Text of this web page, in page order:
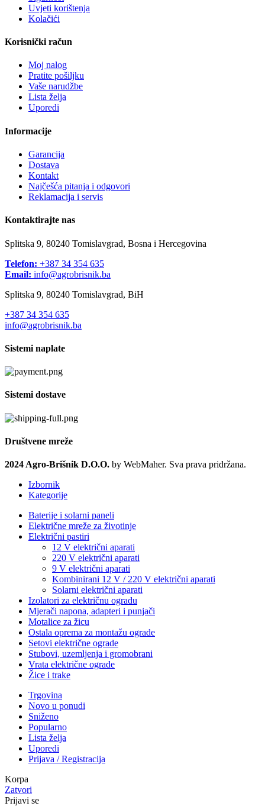
Uvjeti korištenja
Kolačići
Korisnički račun
Moj nalog
Pratite pošiljku
Vaše narudžbe
Lista želja
Uporedi
Informacije
Garancija
Dostava
Kontakt
Najčešća pitanja i odgovori
Reklamacija i servis
Kontaktirajte nas
Splitska 9, 80240 Tomislavgrad, Bosna i Hercegovina
Telefon: +387 34 354 635
Email: info@agrobrisnik.ba
Splitska 9, 80240 Tomislavgrad, BiH
+387 34 354 635
info@agrobrisnik.ba
Sistemi naplate
Sistemi dostave
Društvene mreže
2024 Agro-Brišnik D.O.O. by WebMaher. Sva prava pridržana.
Izbornik
Kategorije
Baterije i solarni paneli
Električne mreže za životinje
Električni pastiri
12 V električni aparati
220 V električni aparati
9 V električni aparati
Kombinirani 12 V / 220 V električni aparati
Solarni električni aparati
Izolatori za električnu ogradu
Mjerači napona, adapteri i punjači
Motalice za žicu
Ostala oprema za montažu ograde
Setovi električne ograde
Stubovi, uzemljenja i gromobrani
Vrata električne ograde
Žice i trake
Trgovina
Novo u ponudi
Sniženo
Popularno
Lista želja
Uporedi
Prijava / Registracija
Korpa
Zatvori
Prijavi se